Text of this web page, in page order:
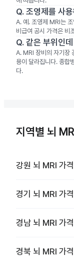
Q. 조영제를 사
A. 예. 조영제 MRI는
비급여 공시 가격은 비
Q. 같은 부위인
A. MRI 장비의 자기장
용이 달라집니다. 종합
다.
지역별 뇌
강원 뇌 MRI 가격
경기 뇌 MRI 가격
경남 뇌 MRI 가격
경북 뇌 MRI 가격